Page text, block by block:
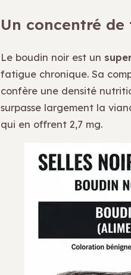
Un concentré
Le boudin noir est un
fatigue chronique. Sa
confère une densité
surpasse largement la
qui en offrent 2,7 mg.